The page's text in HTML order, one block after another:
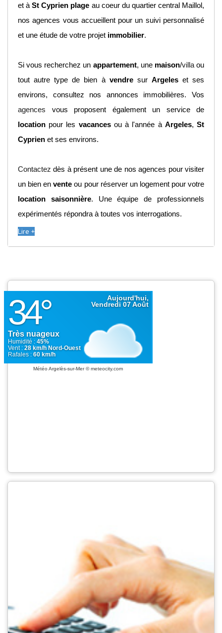
et àSt Cyprien plage au coeur du quartier central Maillol,
nos agences vous accueillent pour un suivi personnalisé
et une étude de votre projet immobilier.
Si vous recherchez un appartement, une maison/villaou
tout autre type de bien à vendresur Argeleset ses
environs, consultez nos annonces immobilières. Vos
agences vous proposent également un service de
location pour les vacancesou à l'année à Argeles,St
Cyprien et ses environs.
Contactez dès à présent une de nos agences pour visiter
un bien envente ou pour réserver un logement pour votre
location saisonnière. Une équipe de professionnels
expérimentés répondra à toutes vos interrogations.
Lire +
Météo Argelès-sur-Mer© meteocity.com